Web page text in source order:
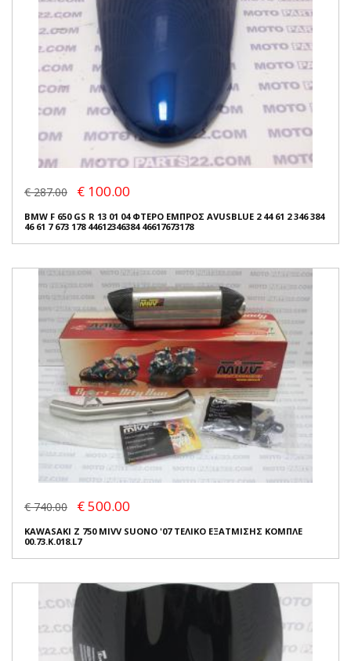
€ 287.00 € 100.00
BMW F 650 GS R 13 01 04 ΦΤΕΡΟ ΕΜΠΡΟΣ AVUSBLUE 2 44 61 2 346 384
46 61 7 673 178 44612346384 46617673178
€ 740.00 € 500.00
KAWASAKI Z 750 MIVV SUONO '07 ΤΕΛΙΚΟ ΕΞΑΤΜΙΣΗΣ ΚΟΜΠΛΕ
00.73.K.018.L7